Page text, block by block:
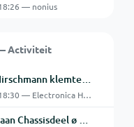
— nonius
Activiteit
Flexibele Hirschmann klemtestpen met tweedelige klem.
6 aug 2026, 18:30 — Electronica Hobbyist
Romer Banaan Chassisdeel ø 4 mm 16Amp